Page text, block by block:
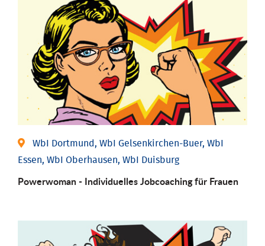
WbI Dortmund, WbI Gelsenkirchen-Buer, WbI
Essen, WbI Oberhausen, WbI Duisburg
Powerwoman - Individu­elles Job­coaching für Frauen